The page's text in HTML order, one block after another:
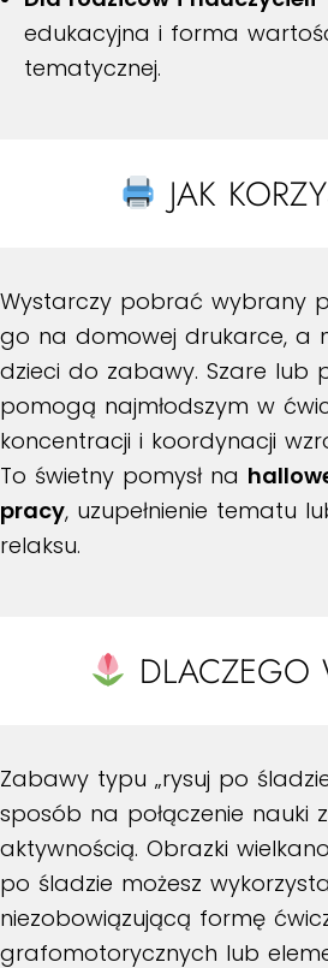
edukacyjna i forma
tematycznej.
JAK
Wystarczy pobrać wybrany
go na domowej drukarce, a
dzieci do zabawy. Szare lub
pomogą najmłodszym w
koncentracji i koordynacji
To świetny pomysł na
pracy, uzupełnienie tematu
relaksu.
DLACZEGO
Zabawy typu „rysuj po
sposób na połączenie nauki
aktywnością. Obrazki
po śladzie możesz
niezobowiązującą formę
grafomotorycznych lub